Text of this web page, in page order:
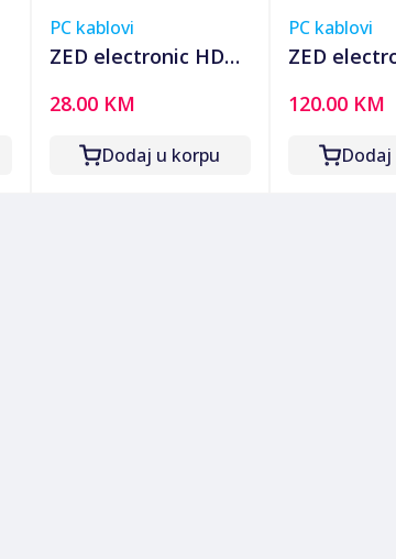
PC kablovi
ZED electronic HDMI
7,5 met. - HDMI-
4K/7.5
28.00 KM
Dodaj u korpu
PC kablovi
ZED
20,0 met. -
4K/20
120.00 KM
Dodaj